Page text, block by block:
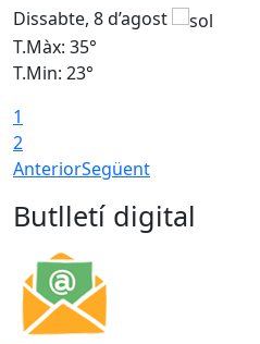
Dissabte, 8 d’agost
T.Màx: 35°
T.Min: 23°
1
2
AnteriorSegüent
Butlletí digital